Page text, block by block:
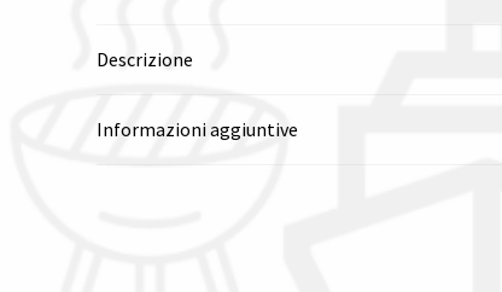
Descrizione
Informazioni aggiuntive